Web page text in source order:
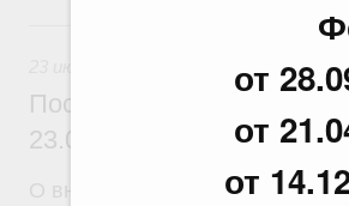
от
от
от
23
Постановление
23.07.2026 г. № 927
О внесении на ратификацию